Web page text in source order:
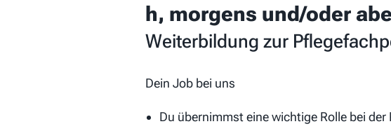
h, morgens und/oder
Weiterbildung zur
Dein Job bei uns
Du übernimmst eine wichtige Rolle bei